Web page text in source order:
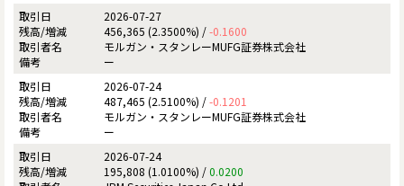
2026-07-27
456,365 (2.3500%) /-0.1600
モルガン・スタンレーMUFG証券株式会社
ー
2026-07-24
487,465 (2.5100%) /-0.1201
モルガン・スタンレーMUFG証券株式会社
ー
2026-07-24
195,808 (1.0100%) /0.0200